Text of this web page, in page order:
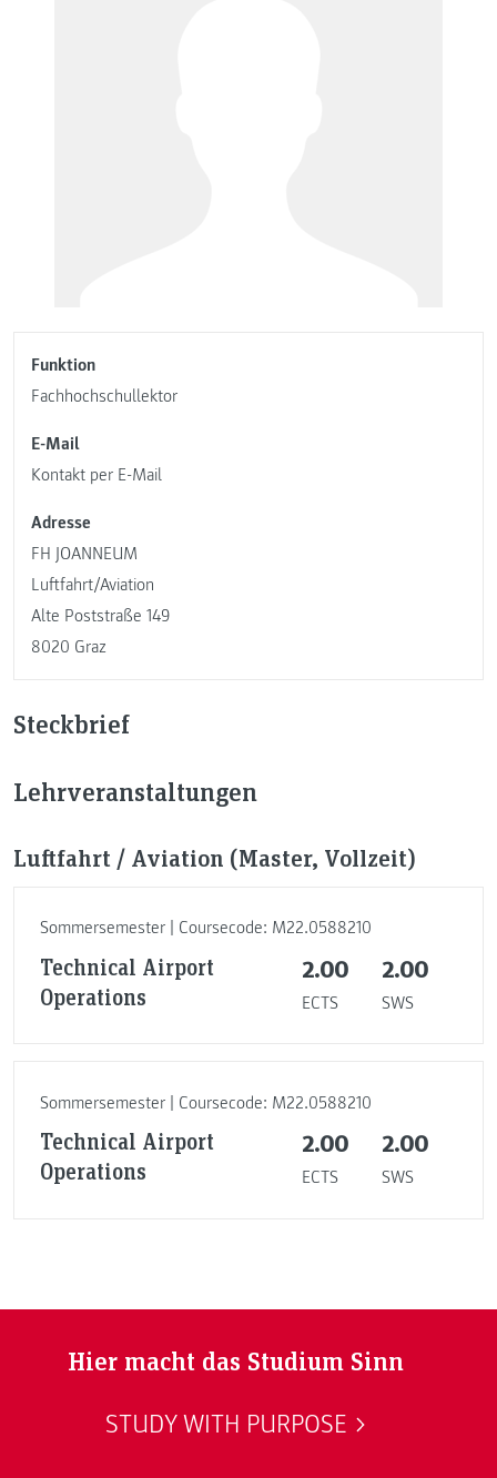
Funktion
Fachhochschullektor
E-Mail
Kontakt per E-Mail
Adresse
FH JOANNEUM
Luftfahrt/Aviation
Alte Poststraße 149
8020 Graz
Steckbrief
Lehrveranstaltungen
Luftfahrt / Aviation (Master, Vollzeit)
Sommersemester | Coursecode: M22.0588210
Technical Airport
Operations
2.00
ECTS
2.00
SWS
Sommersemester | Coursecode: M22.0588210
Technical Airport
Operations
2.00
ECTS
2.00
SWS
Hier macht das Studium Sinn
STUDY WITH PURPOSE